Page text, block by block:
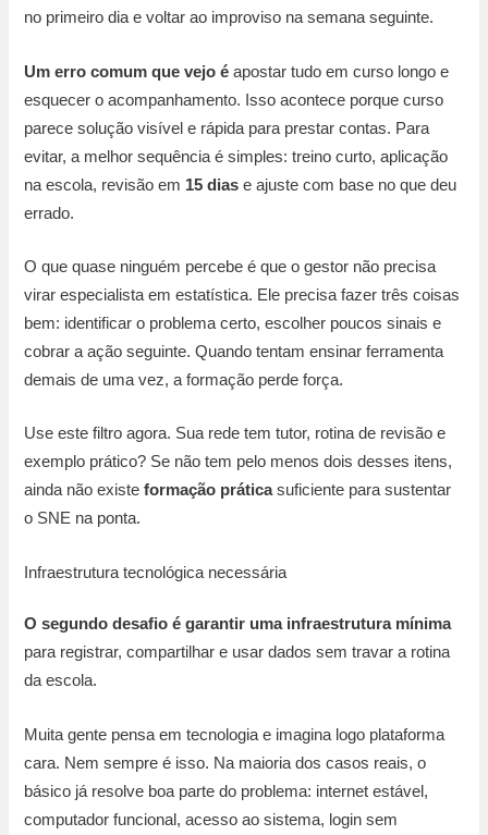
no primeiro dia e voltar ao improviso na semana seguinte.
Um erro comum que vejo é apostar tudo em curso longo e
esquecer o acompanhamento. Isso acontece porque curso
parece solução visível e rápida para prestar contas. Para
evitar, a melhor sequência é simples: treino curto, aplicação
na escola, revisão em 15 dias e ajuste com base no que deu
errado.
O que quase ninguém percebe é que o gestor não precisa
virar especialista em estatística. Ele precisa fazer três coisas
bem: identificar o problema certo, escolher poucos sinais e
cobrar a ação seguinte. Quando tentam ensinar ferramenta
demais de uma vez, a formação perde força.
Use este filtro agora. Sua rede tem tutor, rotina de revisão e
exemplo prático? Se não tem pelo menos dois desses itens,
ainda não existeformação práticasuficiente para sustentar
o SNE na ponta.
Infraestrutura tecnológica necessária
O segundo desafio é garantir uma infraestrutura mínima
para registrar, compartilhar e usar dados sem travar a rotina
da escola.
Muita gente pensa em tecnologia e imagina logo plataforma
cara. Nem sempre é isso. Na maioria dos casos reais, o
básico já resolve boa parte do problema: internet estável,
computador funcional, acesso ao sistema, login sem